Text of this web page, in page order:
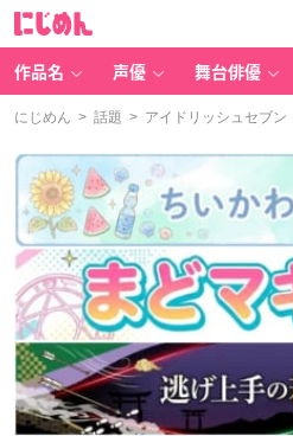
作品名 声優 舞台俳優
にじめん > 話題 > アイドリッシュセブン